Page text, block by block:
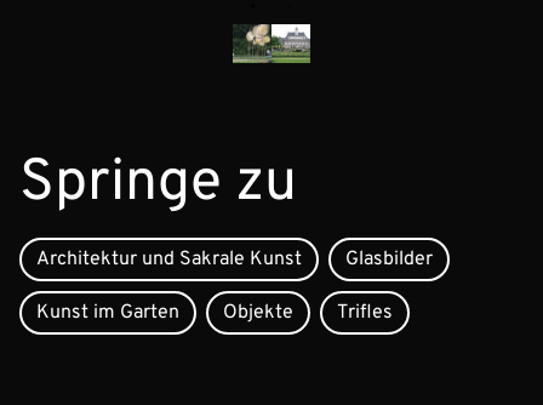
Springe zu
Architektur und Sakrale Kunst Glasbilder
Kunst im Garten Objekte Trifles